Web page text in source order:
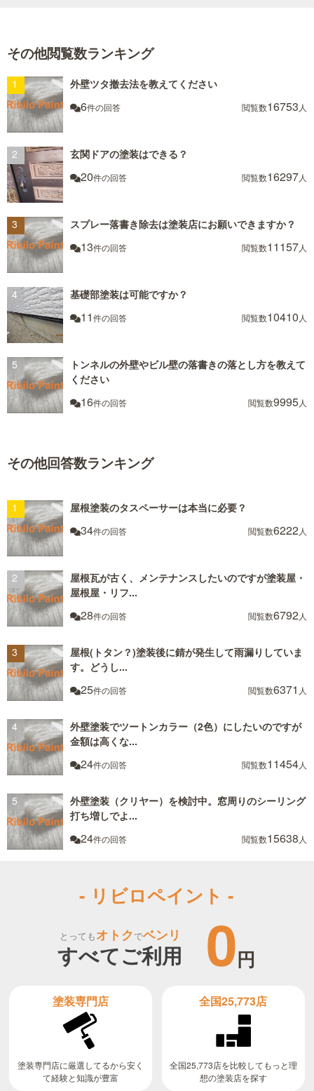
その他閲覧数ランキング
外壁ツタ撤去法を教えてください
6件の回答 閲覧数16753 人
玄関ドアの塗装はできる？
20件の回答 閲覧数16297人
スプレー落書き除去は塗装店にお願いできますか？
13件の回答 閲覧数11157人
基礎部塗装は可能ですか？
11件の回答 閲覧数10410 人
トンネルの外壁やビル壁の落書きの落とし方を教えて
ください
16件の回答 閲覧数9995人
その他回答数ランキング
屋根塗装のタスペーサーは本当に必要？
34件の回答 閲覧数6222人
屋根瓦が古く、メンテナンスしたいのですが塗装屋・
屋根屋・リフ...
28件の回答 閲覧数6792人
屋根(トタン？)塗装後に錆が発生して雨漏りしていま
す。どうし...
25件の回答 閲覧数6371 人
外壁塗装でツートンカラー（2色）にしたいのですが
金額は高くな...
24件の回答 閲覧数11454人
外壁塗装（クリヤー）を検討中。窓周りのシーリング
打ち増しでよ...
24件の回答 閲覧数15638 人
- リビロペイント -
とってもオトクでベンリ
すべてご利用 0円
塗装専門店
塗装専門店に厳選してるから安く
て経験と知識が豊富
全国25,773店
全国25,773店を比較してもっと理
想の塗装店を探す